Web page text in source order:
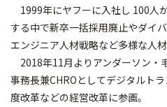
1999年にヤフーに入社し 100人
する中で新卒一括採用廃止やダイ
エンジニア人材戦略など多様な人
2018年11月よりアンダーソン・
事務長兼CHROとしてデジタルト
度改革などの経営改革に参画。